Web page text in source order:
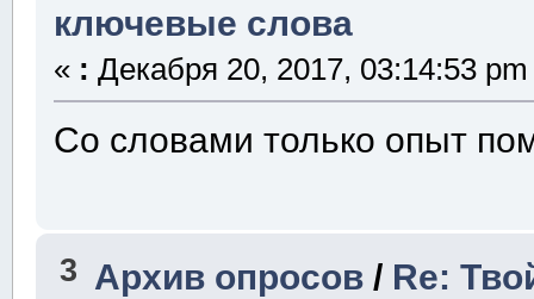
ключевые слова
« : Декабря 20, 2017, 03:14:53 pm
Со словами только опыт
3 Архив опросов/ Re: